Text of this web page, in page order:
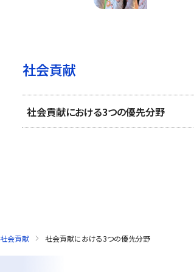
社会貢献
社会貢献における3つの優先分野
社会貢献 社会貢献における3つの優先分野